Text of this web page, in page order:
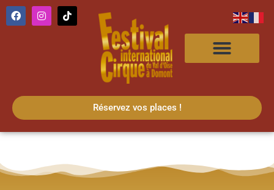
Réservez vos places !